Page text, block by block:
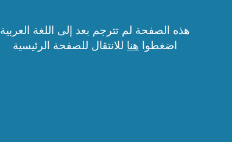
هذه الصفحة لم تترجم بعد إلى اللغة العربية
اضغطوا هنا للانتقال للصفحة الرئيسية